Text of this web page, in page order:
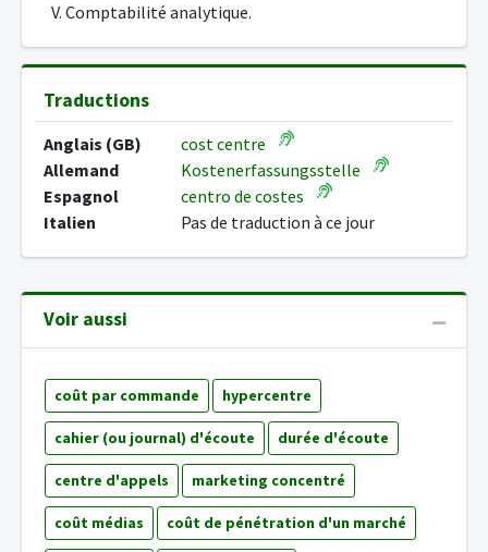
V. Comptabilité analytique.
Traductions
Anglais (GB)
cost centre
Allemand
Kostenerfassungsstelle
Espagnol
centro de costes
Italien
Pas de traduction à ce jour
Voir aussi
coût par commande hypercentre
cahier (ou journal) d'écoute durée d'écoute
centre d'appels marketing concentré
coût médias coût de pénétration d'un marché